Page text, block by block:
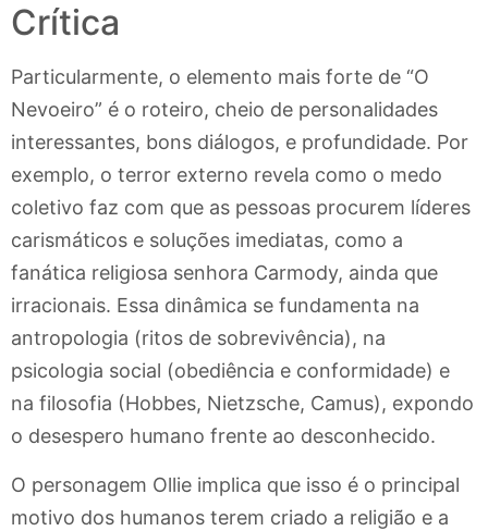
Crítica
Particularmente, o elemento mais forte de “O
Nevoeiro” é o roteiro, cheio de personalidades
interessantes, bons diálogos, e profundidade. Por
exemplo, o terror externo revela como o medo
coletivo faz com que as pessoas procurem líderes
carismáticos e soluções imediatas, como a
fanática religiosa senhora Carmody, ainda que
irracionais. Essa dinâmica se fundamenta na
antropologia (ritos de sobrevivência), na
psicologia social (obediência e conformidade) e
na filosofia (Hobbes, Nietzsche, Camus), expondo
o desespero humano frente ao desconhecido.
O personagem Ollie implica que isso é o principal
motivo dos humanos terem criado a religião e a